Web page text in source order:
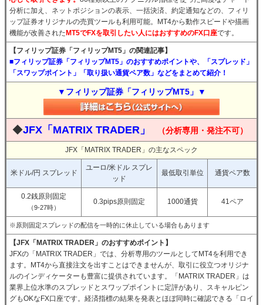
分析に加え、ネットポジションの表示、一括決済、約定通知などの、フィリ
ップ証券オリジナルの売買ツールも利用可能。MT4から動作スピードや描画
機能が改善された MT5でFXを取引したい人にはおすすめのFX口座です。
【フィリップ証券「フィリップMT5」の関連記事】
■フィリップ証券「フィリップMT5」のおすすめポイントや、「スプレッド」
「スワップポイント」「取り扱い通貨ペア数」などをまとめて紹介！
▼フィリップ証券「フィリップMT5」▼
◆JFX「MATRIX TRADER」 （分析専用・発注不可）
JFX「MATRIX TRADER」の主なスペック
米ドル/円 スプレッド
ユーロ/米ドル スプレ
ッド
最低取引単位 通貨ペア数
0.2銭原則固定
（9-27時）
0.3pips原則固定 1000通貨 41ペア
※原則固定スプレッドの配信を一時的に休止している場合もあります
【JFX「MATRIX TRADER」のおすすめポイント】
JFXの「MATRIX TRADER」では、分析専用のツールとしてMT4を利用でき
ます。MT4から直接注文を出すことはできませんが、取引に役立つオリジナ
ルのインディケーターも豊富に提供されています。「MATRIX TRADER」は
業界上位水準のスプレッドとスワップポイントに定評があり、スキャルピン
グもOKなFX口座です。経済指標の結果を発表とほぼ同時に確認できる「ロイ